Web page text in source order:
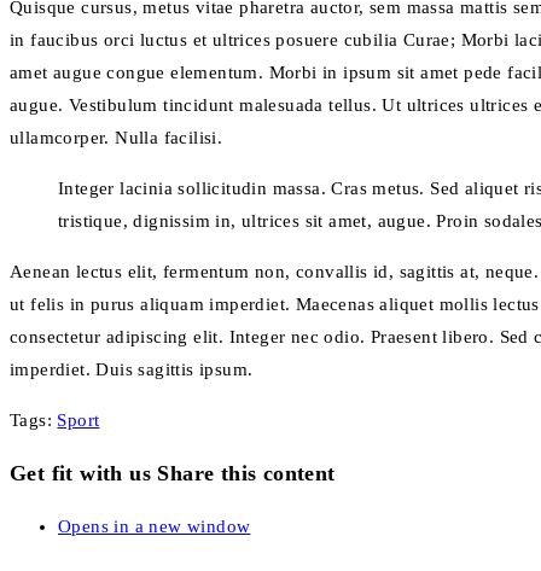
Quisque cursus, metus vitae pharetra auctor, sem massa mattis
in faucibus orci luctus et ultrices posuere cubilia Curae; Morbi
amet augue congue elementum. Morbi in ipsum sit amet pede
augue. Vestibulum tincidunt malesuada tellus. Ut ultrices
ullamcorper. Nulla facilisi.
Integer lacinia sollicitudin massa. Cras metus. Sed aliquet
tristique, dignissim in, ultrices sit amet, augue. Proin
Aenean lectus elit, fermentum non, convallis id, sagittis at,
ut felis in purus aliquam imperdiet. Maecenas aliquet mollis
consectetur adipiscing elit. Integer nec odio. Praesent libero.
imperdiet. Duis sagittis ipsum.
Tags: Sport
Get fit with us Share this content
Opens in a new window